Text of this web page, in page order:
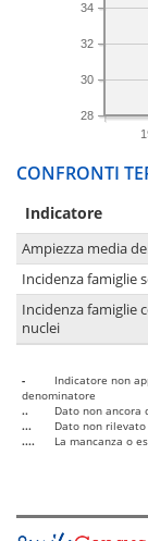
28
30
32
34
CONFRONTI
Indicatore
Ampiezza media
Incidenza famiglie
Incidenza famiglie
nuclei
-
Indicatore non
denominatore
..
Dato non ancora
...
Dato non rilevato
....
La mancanza o